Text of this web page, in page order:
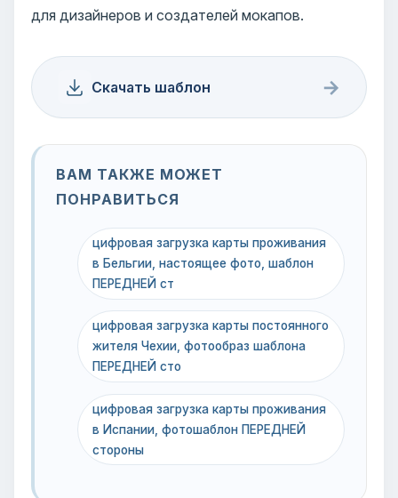
для дизайнеров и создателей мокапов.
Скачать шаблон →
ВАМ ТАКЖЕ МОЖЕТ
ПОНРАВИТЬСЯ
цифровая загрузка карты проживания
в Бельгии, настоящее фото, шаблон
ПЕРЕДНЕЙ ст
цифровая загрузка карты постоянного
жителя Чехии, фотообраз шаблона
ПЕРЕДНЕЙ сто
цифровая загрузка карты проживания
в Испании, фотошаблон ПЕРЕДНЕЙ
стороны